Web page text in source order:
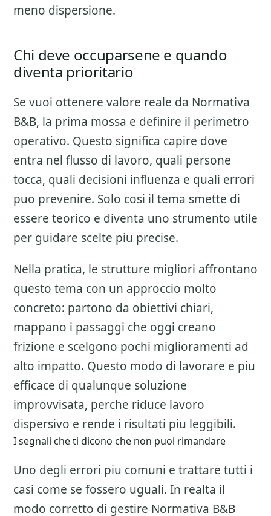
meno dispersione.
Chi deve occuparsene e quando
diventa prioritario
Se vuoi ottenere valore reale da Normativa
B&B, la prima mossa e definire il perimetro
operativo. Questo significa capire dove
entra nel flusso di lavoro, quali persone
tocca, quali decisioni influenza e quali errori
puo prevenire. Solo cosi il tema smette di
essere teorico e diventa uno strumento utile
per guidare scelte piu precise.
Nella pratica, le strutture migliori affrontano
questo tema con un approccio molto
concreto: partono da obiettivi chiari,
mappano i passaggi che oggi creano
frizione e scelgono pochi miglioramenti ad
alto impatto. Questo modo di lavorare e piu
efficace di qualunque soluzione
improvvisata, perche riduce lavoro
dispersivo e rende i risultati piu leggibili.
I segnali che ti dicono che non puoi rimandare
Uno degli errori piu comuni e trattare tutti i
casi come se fossero uguali. In realta il
modo corretto di gestire Normativa B&B